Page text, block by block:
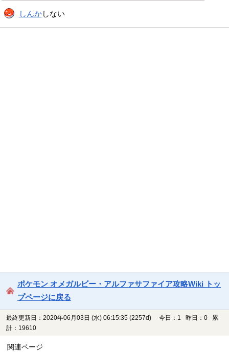
しんかしない
ポケモン オメガルビー・アルファサファイア攻略Wiki トッ
プページに戻る
最終更新日：2020年06月03日 (水) 06:15:35 (2257d)
今日：1 昨日：0 累
計：19610
関連ページ